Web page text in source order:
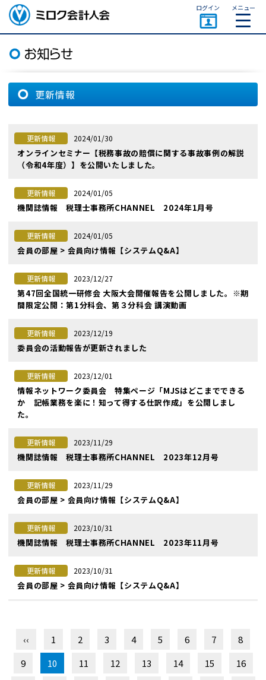
ミロク会計人会 MIROKU
ACCOUNTING PERSON
ASSOCIATION
ログイン メニュー
更新情報
更新情報 2024/01/30
オンラインセミナー【税務事故の賠償に関する事故事例の解説
（令和4年度）】を公開いたしました。
更新情報 2024/01/05
機関誌情報 税理士事務所CHANNEL 2024年1月号
更新情報 2024/01/05
会員の部屋 > 会員向け情報【システムQ&A】
更新情報 2023/12/27
第47回全国統一研修会 大阪大会開催報告を公開しました。※期
間限定公開：第1分科会、第３分科会 講演動画
更新情報 2023/12/19
委員会の活動報告が更新されました
更新情報 2023/12/01
情報ネットワーク委員会 特集ページ「MJSはどこまでできる
か 記帳業務を楽に！知って得する仕訳作成」を公開しまし
た。
更新情報 2023/11/29
機関誌情報 税理士事務所CHANNEL 2023年12月号
更新情報 2023/11/29
会員の部屋 > 会員向け情報【システムQ&A】
更新情報 2023/10/31
機関誌情報 税理士事務所CHANNEL 2023年11月号
更新情報 2023/10/31
会員の部屋 > 会員向け情報【システムQ&A】
‹‹ 1 2 3 4 5 6 7
8
9
10 11 12 13 14 15
16